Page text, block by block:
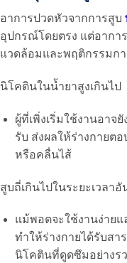
อาการปวดหัวจากการสูบ
อุปกรณ์โดยตรง แต่อาการ
แวดล้อมและพฤติกรรมก
นิโคตินในน้ำยาสูงเกินไป
ผู้ที่เพิ่งเริ่มใช้งานอา
รับ ส่งผลให้ร่างกายต
หรือคลื่นไส้
สูบถี่เกินไปในระยะเวลา
แม้พอตจะใช้งานง่าย
ทำให้ร่างกายได้รับสา
นิโคตินที่ดูดซึมอย่างรว